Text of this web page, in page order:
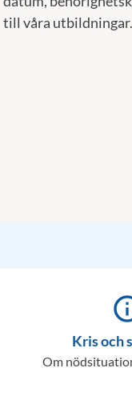
till våra utbildningar.
Kris och
Om